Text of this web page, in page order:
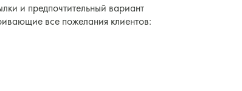
и предпочтительный вариант
все пожелания клиентов: